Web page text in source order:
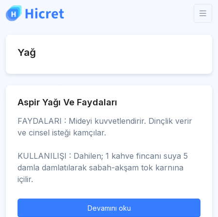
Yağ
Aspir Yağı Ve Faydaları
FAYDALARI : Mideyi kuvvetlendirir. Dinçlik verir
ve cinsel isteği kamçılar.
KULLANILIŞI : Dahilen; 1 kahve fincanı suya 5
damla damlatılarak sabah-akşam tok karnına
içilir.
Devamını oku